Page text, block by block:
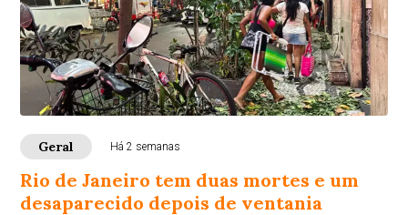
Geral Há 2 semanas
Rio de Janeiro tem duas mortes e um
desaparecido depois de ventania